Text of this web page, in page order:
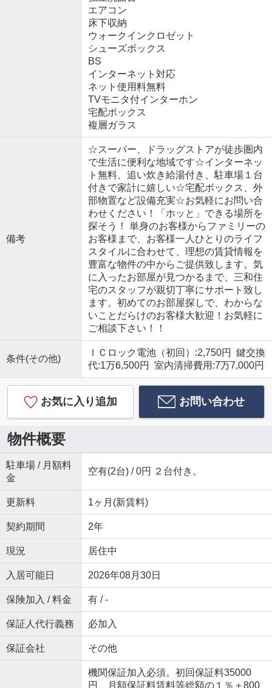
エアコン
床下収納
ウォークインクロゼット
シューズボックス
BS
インターネット対応
ネット使用料無料
TVモニタ付インターホン
宅配ボックス
複層ガラス
備考
☆スーパー、ドラッグストアが徒歩圏内
で生活に便利な地域です☆インターネッ
ト無料、追い炊き給湯付き、駐車場１台
付きで家計に嬉しい☆宅配ボックス、外
部物置など設備充実☆お気軽にお問い合
わせください！「ホッと」できる場所を
探そう！ 単身のお客様からファミリーの
お客様まで、お客様一人ひとりのライフ
スタイルに合わせて、理想の賃貸情報を
豊富な物件の中からご提供致します。気
に入ったお部屋が見つかるまで、三和住
宅のスタッフが親切丁寧にサポート致し
ます。初めてのお部屋探しで、わからな
いことだらけのお客様大歓迎！お気軽に
ご相談下さい！！
条件(その他)
ＩＣロック電池（初回）:2,750円 鍵交換
代:1万6,500円 室内清掃費用:7万7,000円
お気に入り追加 お問い合わせ
物件概要
駐車場 / 月額料
金
空有(2台) / 0円 ２台付き。
更新料 1ヶ月(新賃料)
契約期間 2年
現況 居住中
入居可能日 2026年08月30日
保険加入 / 料金 有 / -
保証人代行義務 必加入
保証会社 その他
機関保証加入必須。初回保証料35000
円、月額保証料賃料等総額の１％＋800